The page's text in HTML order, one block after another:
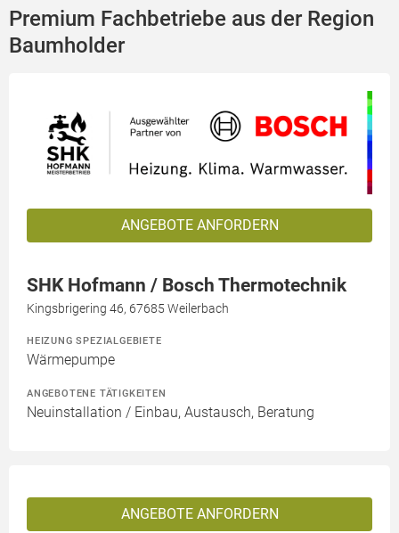
Premium Fachbetriebe aus der Region
Baumholder
ANGEBOTE ANFORDERN
SHK Hofmann / Bosch Thermotechnik
Kingsbrigering 46, 67685 Weilerbach
HEIZUNG SPEZIALGEBIETE
Wärmepumpe
ANGEBOTENE TÄTIGKEITEN
Neuinstallation / Einbau, Austausch, Beratung
ANGEBOTE ANFORDERN